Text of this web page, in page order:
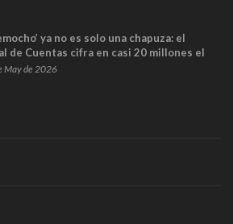
ya no es solo una chapuza: el
de Cuentas cifra en casi 20 millones el
de los trenes que no cabían por los
May de 2026